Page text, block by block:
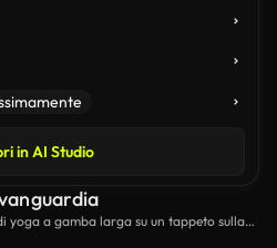
in AI Studio
yoga a gamba larga su un tappeto sulla